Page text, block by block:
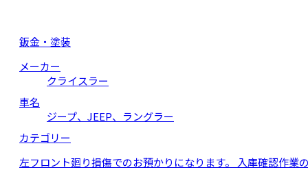
鈑金・塗装
メーカー
クライスラー
車名
ジープ、JEEP、ラングラー
カテゴリー
左フロント廻り損傷でのお預かりになります。 入庫確認作